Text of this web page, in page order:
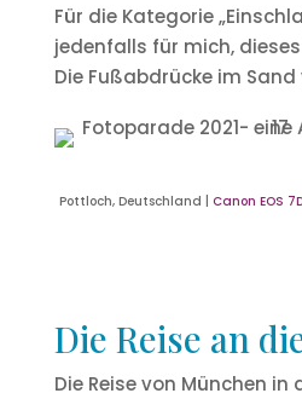
Für die Kategorie
jedenfalls für mich,
Die Fußabdrücke im Sand
Pottloch, Deutschland |Canon EOS
Die Reise an
Die Reise von München in